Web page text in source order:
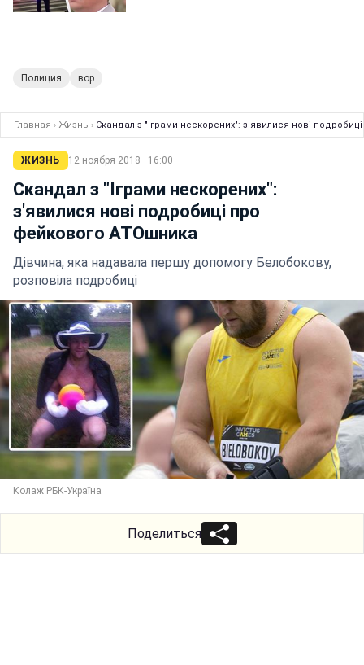
Полиция вор
Главная › Жизнь › Скандал з "Іграми нескорених": з'явилися нові
ЖИЗНЬ 12 ноября 2018 · 16:00
Скандал з "Іграми нескорених":
з'явилися нові подробиці про
фейкового АТОшника
Дівчина, яка надавала першу допомогу Белобокову,
розповіла подробиці
Колаж РБК-Україна
Поделиться